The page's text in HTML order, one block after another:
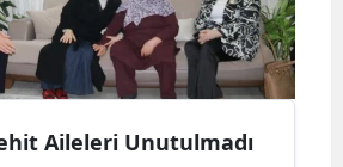
Aileleri Unutulmadı